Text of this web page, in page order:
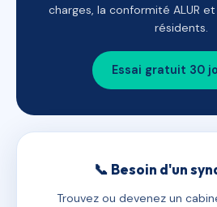
charges, la conformité ALUR
résidents.
Essai gratuit 30
📞 Besoin d'un
Trouvez ou devenez un